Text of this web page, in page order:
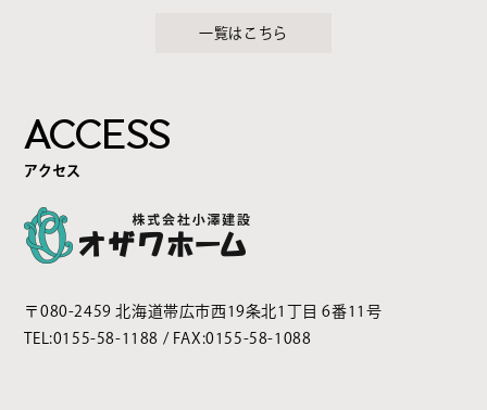
一覧はこちら
ACCESS
アクセス
〒080-2459 北海道帯広市西19条北1丁目 6番11号
TEL:0155-58-1188 / FAX:0155-58-1088